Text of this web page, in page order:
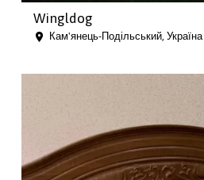
Wingldog
Кам'янець-Подільський, Україна